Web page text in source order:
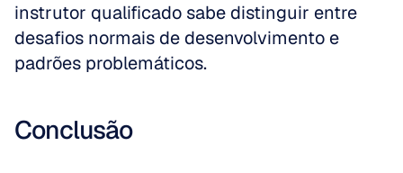
instrutor qualificado sabe distinguir entre
desafios normais de desenvolvimento e
padrões problemáticos.
Conclusão